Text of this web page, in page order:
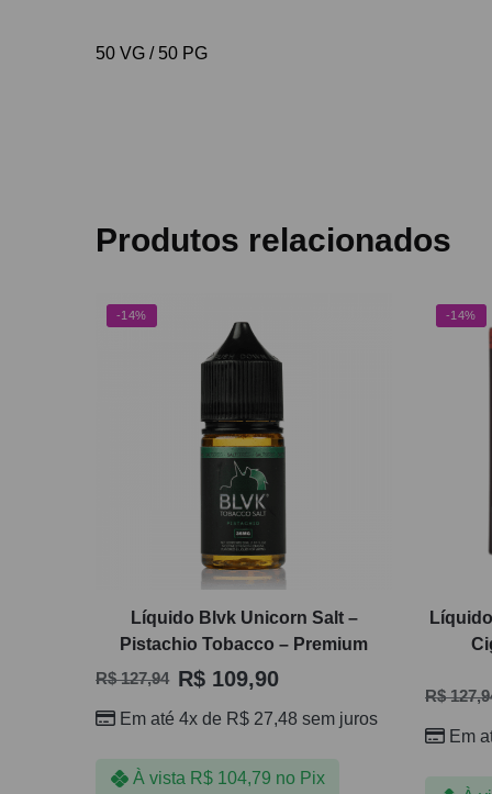
50 VG / 50 PG
Produtos relacionados
-14%
Líquido Blvk Unicorn Salt –
Pistachio Tobacco – Premium
R$127,94 R$ 109,90
Em até 4x de R$ 27,48 sem juros
À vista R$104,79 no Pix
-14%
R$
Em